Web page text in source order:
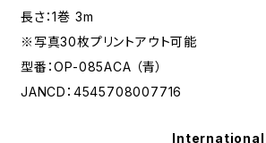
長さ：1巻 3m
※写真30枚プリントアウト可能
型番：OP-085ACA （青）
JANCD：4545708007716